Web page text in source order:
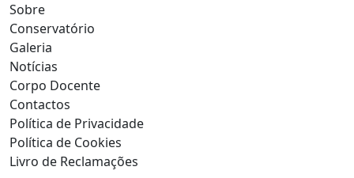
Sobre
Conservatório
Galeria
Notícias
Corpo Docente
Contactos
Política de Privacidade
Política de Cookies
Livro de Reclamações